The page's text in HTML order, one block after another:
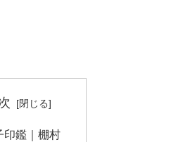
印鑑｜棚村